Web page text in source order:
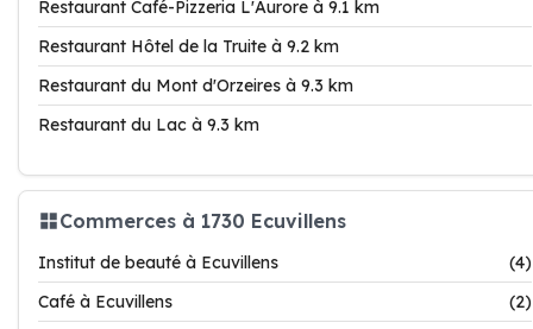
Restaurant Café-Pizzeria L'Aurore à 9.1 km
Restaurant Hôtel de la Truite à 9.2 km
Restaurant du Mont d'Orzeires à 9.3 km
Restaurant du Lac à 9.3 km
Commerces à 1730 Ecuvillens
Institut de beauté à Ecuvillens
(4)
Café à Ecuvillens
(2)